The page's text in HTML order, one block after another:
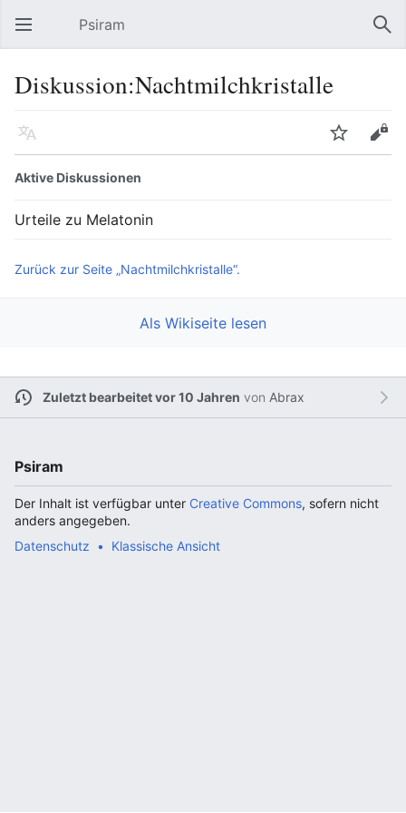
Hauptmenü öffnen Psiram
Diskussion:Nachtmilchkristalle
Sprache Beobachten Bearbeiten
Aktive Diskussionen
Urteile zu Melatonin
Zurück zur Seite „Nachtmilchkristalle“.
Als Wikiseite lesen
Zuletzt bearbeitet vor 10 Jahren von Abrax
Psiram
Der Inhalt ist verfügbar unter Creative Commons, sofern nicht
anders angegeben.
Datenschutz
Klassische Ansicht